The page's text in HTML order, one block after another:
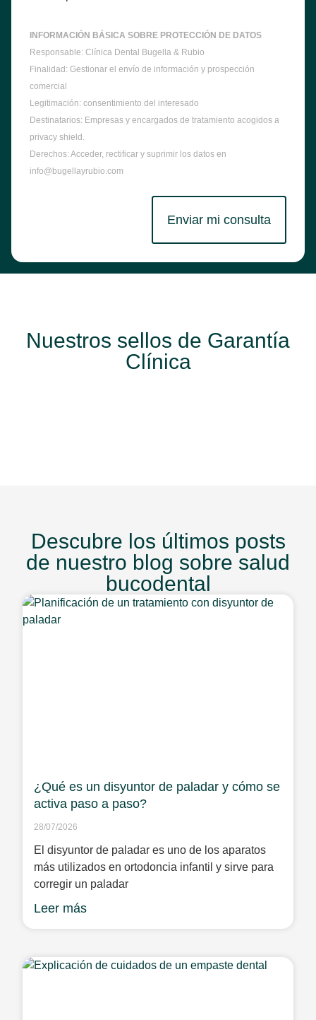
INFORMACIÓN BÁSICA SOBRE PROTECCIÓN DE DATOS
Responsable: Clínica Dental Bugella & Rubio
Finalidad: Gestionar el envío de información y prospección
comercial
Legitimación: consentimiento del interesado
Destinatarios: Empresas y encargados de tratamiento acogidos a
privacy shield.
Derechos: Acceder, rectificar y suprimir los datos en
info@bugellayrubio.com
Enviar mi consulta
Nuestros sellos de Garantía
Clínica
Descubre los últimos posts
de nuestro blog sobre salud
bucodental
¿Qué es un disyuntor de paladar y cómo se
activa paso a paso?
28/07/2026
El disyuntor de paladar es uno de los aparatos
más utilizados en ortodoncia infantil y sirve para
corregir un paladar
Leer más